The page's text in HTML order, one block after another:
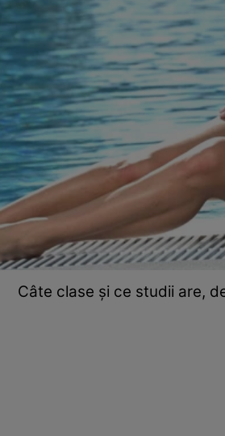
Câte clase și ce studii are,